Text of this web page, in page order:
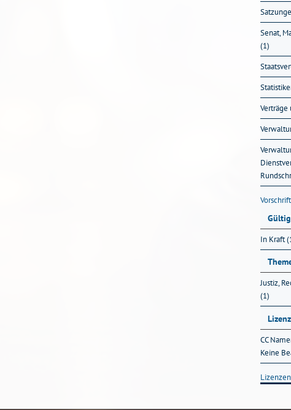
Senat,
(1)
Verträge
In Kraft
Justiz,
(1)
CC
Keine